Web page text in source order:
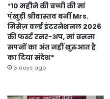
*10 महीने की बच्ची की मां
पंखुड़ी श्रीवास्तव बनीं Mrs.
मिसेज़ वर्ल्ड इंटरनेशनल 2026
की फर्स्ट रनर-अप, मां बनना
सपनों का अंत नहीं शुरुआत है
का दिया संदेश*
6 days ago